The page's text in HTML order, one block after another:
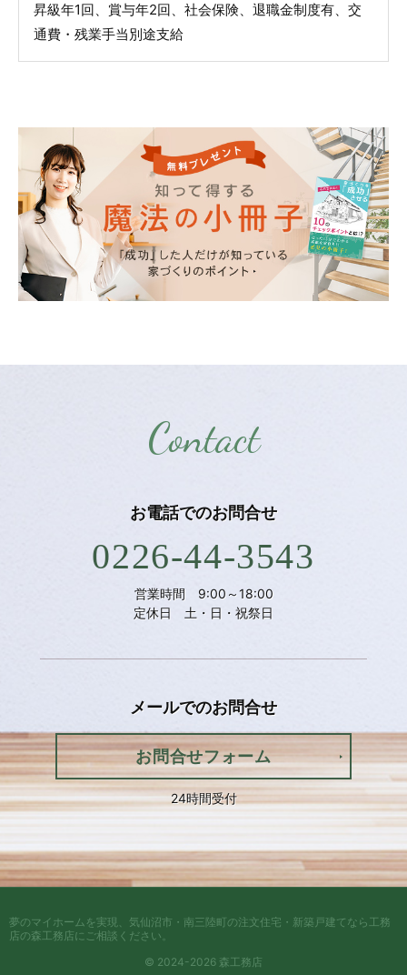
昇級年1回、賞与年2回、社会保険、退職金制度有、交
通費・残業手当別途支給
Contact
お電話でのお問合せ
0226-44-3543
営業時間 9:00～18:00
定休日 土・日・祝祭日
メールでのお問合せ
お問合せフォーム
24時間受付
© 2024-2026 森工務店
夢のマイホームを実現、 気仙沼市・南三陸町の注文住宅・新築戸建てなら工務
店の森工務店にご相談ください。